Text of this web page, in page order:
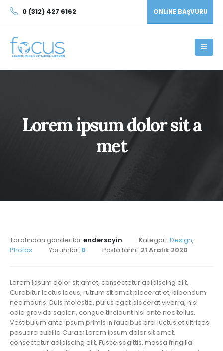
0 (312) 427 6162 ONLINE BAŞVURU
Lorem ipsum dolor sit a
met
Tarafından gönderildi: endersayin Kategori: Design,
Photos
Yorumlar: 0 Posta tarihi: 21 Aralık 2020
Lorem ipsum dolor sit amet, consectetur adipiscing elit.
Curabitur lectus lacus, rutrum sit amet placerat et, bibendum
nec mauris. Duis molestie, purus eget placerat viverra, nisi
odio gravida sapien, congue tincidunt nisl ante nec tellus.
Vestibulum ante ipsum primis in faucibus orci luctus et ultrices
posuere cubilia Curae; Lorem ipsum dolor sit amet,
consectetur adipiscing elit. Fusce sagittis, massa fringilla